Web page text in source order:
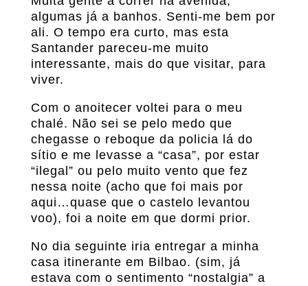
algumas já a banhos. Senti-me bem por
ali. O tempo era curto, mas esta
Santander pareceu-me muito
interessante, mais do que visitar, para
viver.
Com o anoitecer voltei para o meu
chalé. Não sei se pelo medo que
chegasse o reboque da policia lá do
sítio e me levasse a “casa”, por estar
“ilegal” ou pelo muito vento que fez
nessa noite (acho que foi mais por
aqui…quase que o castelo levantou
voo), foi a noite em que dormi prior.
No dia seguinte iria entregar a minha
casa itinerante em Bilbao. (sim, já
estava com o sentimento “nostalgia” a